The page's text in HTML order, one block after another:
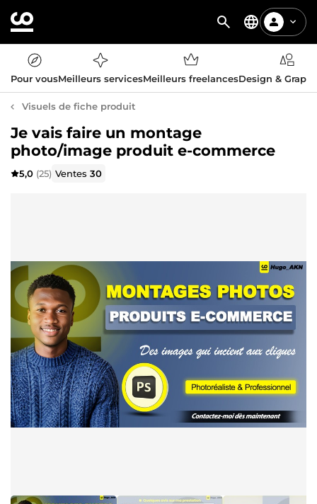
Pour vousMeilleurs servicesMeilleurs freelancesDesign &
Visuels de fiche produit
Je vais faire un montage
photo/image produit e-commerce
5,0 (25) Ventes30